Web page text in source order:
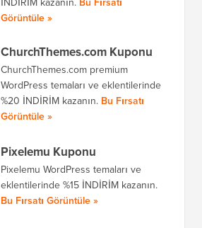
Görüntüle »
ChurchThemes.com Kuponu
ChurchThemes.com premium
WordPress temaları ve eklentilerinde
%20 İNDİRİM kazanın. Bu Fırsatı
Görüntüle »
Pixelemu Kuponu
Pixelemu WordPress temaları ve
eklentilerinde %15 İNDİRİM kazanın.
Bu Fırsatı Görüntüle »